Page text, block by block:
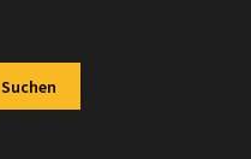
Suchen